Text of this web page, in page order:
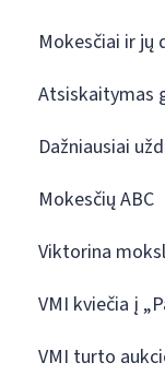
Mokesčiai ir jų
Atsiskaitymas
Dažniausiai
Mokesčių ABC
Viktorina
VMI kviečia į
VMI turto